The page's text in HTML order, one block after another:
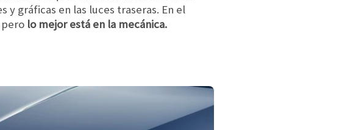
gráficas en las luces traseras. En el
lo mejor está en la mecánica.